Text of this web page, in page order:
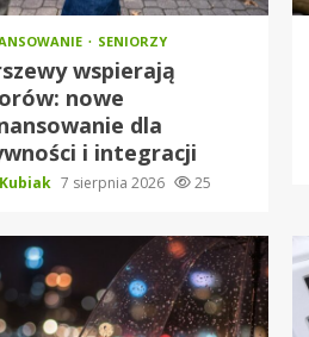
SENIORZY
wspierają
nowe
dla
i integracji
7 sierpnia 2026 25